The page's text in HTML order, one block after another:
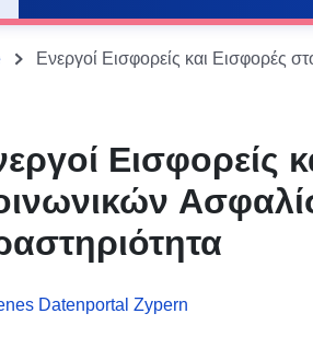
Εισφορείς
Datenportal Zypern